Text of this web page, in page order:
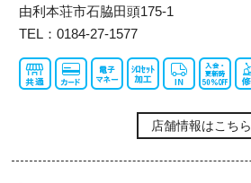
由利本荘市石脇田頭175-1
TEL：0184-27-1577
店舗情報はこちら